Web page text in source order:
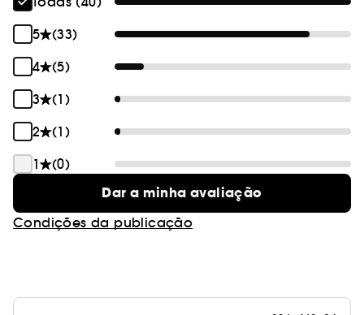
5
(33)
4
(5)
3
(1)
2
(1)
1
(0)
Dar a minha avaliação
Condições da publicação